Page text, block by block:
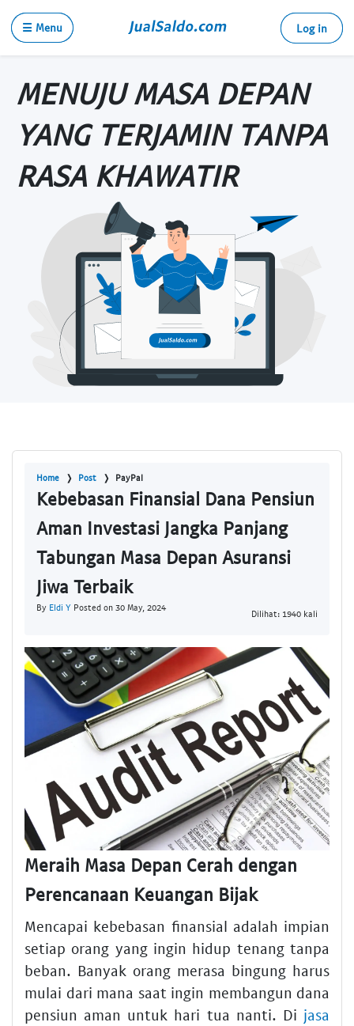
☰ Menu Log in
MENUJU MASA DEPAN
YANG TERJAMIN TANPA
RASA KHAWATIR
Home Post PayPal
Kebebasan Finansial Dana Pensiun
Aman Investasi Jangka Panjang
Tabungan Masa Depan Asuransi
Jiwa Terbaik
By Eldi Y Posted on 30 May, 2024
Dilihat: 1940 kali
Meraih Masa Depan Cerah dengan
Perencanaan Keuangan Bijak
Mencapai kebebasan finansial adalah impian
setiap orang yang ingin hidup tenang tanpa
beban. Banyak orang merasa bingung harus
mulai dari mana saat ingin membangun dana
pensiun aman untuk hari tua nanti. Di jasa